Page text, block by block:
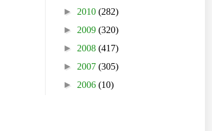
► 2010 (282)
► 2009 (320)
► 2008 (417)
► 2007 (305)
► 2006 (10)